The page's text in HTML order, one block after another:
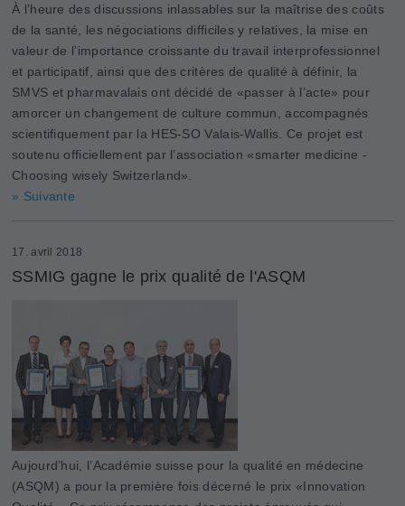
À l’heure des discussions inlassables sur la maîtrise des coûts
de la santé, les négociations difficiles y relatives, la mise en
valeur de l’importance croissante du travail interprofessionnel
et participatif, ainsi que des critères de qualité à définir, la
SMVS et pharmavalais ont décidé de «passer à l’acte» pour
amorcer un changement de culture commun, accompagnés
scientifiquement par la HES-SO Valais-Wallis. Ce projet est
soutenu officiellement par l’association «smarter medicine -
Choosing wisely Switzerland».
» Suivante
17. avril 2018
SSMIG gagne le prix qualité de l'ASQM
Aujourd’hui, l’Académie suisse pour la qualité en médecine
(ASQM) a pour la première fois décerné le prix «Innovation